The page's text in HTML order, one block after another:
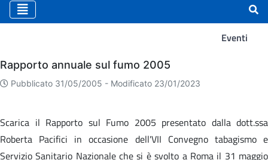
Eventi
Eventi
Rapporto annuale sul fumo 2005
Pubblicato 31/05/2005 - Modificato 23/01/2023
Scarica il Rapporto sul Fumo 2005 presentato dalla dott.ssa
Roberta Pacifici in occasione dell'VII Convegno tabagismo e
Servizio Sanitario Nazionale che si è svolto a Roma il 31 maggio